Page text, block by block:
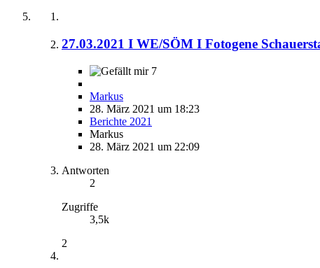
27.03.2021 I WE/SÖM I Fotogene
7
Markus
28. März 2021 um 18:23
Berichte 2021
Markus
28. März 2021 um 22:09
Antworten
2
Zugriffe
3,5k
2